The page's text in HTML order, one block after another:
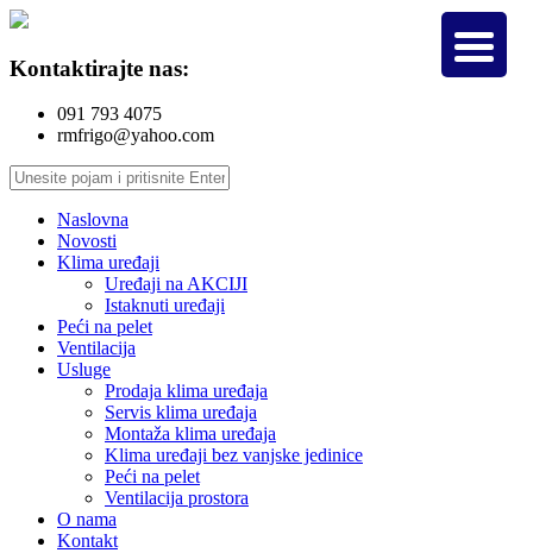
Kontaktirajte nas:
091 793 4075
rmfrigo@yahoo.com
Naslovna
Novosti
Klima uređaji
Uređaji na AKCIJI
Istaknuti uređaji
Peći na pelet
Ventilacija
Usluge
Prodaja klima uređaja
Servis klima uređaja
Montaža klima uređaja
Klima uređaji bez vanjske jedinice
Peći na pelet
Ventilacija prostora
O nama
Kontakt